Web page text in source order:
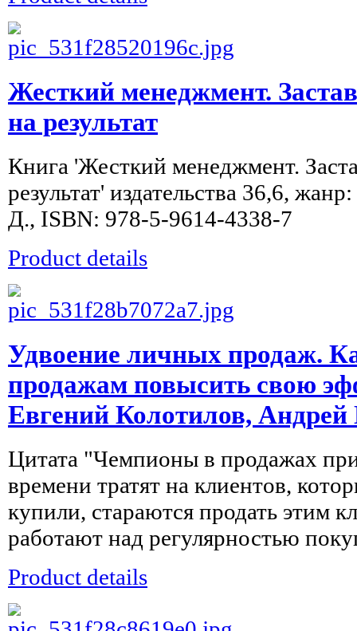
Жесткий менеджмент.
на результат
Книга 'Жесткий менеджмент.
результат' издательства 36,6,
Д., ISBN: 978-5-9614-4338-7
Product details
Удвоение личных продаж.
продажам повысить свою
Евгений Колотилов,
Цитата "Чемпионы в продажах
времени тратят на клиентов,
купили, стараются продать этим
работают над регулярностью
Product details